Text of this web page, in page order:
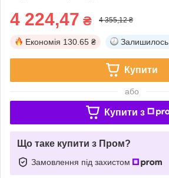
4 224,47 ₴ 4 355,12 ₴
Економія 130.65 ₴ Залишилось
Купити
або
Купити з
Що таке купити з Пром?
Замовлення під захистом